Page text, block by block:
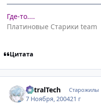
Где-то....
Платиновые Старики team
Цитата
AstralTech Старожилы
7 Ноября, 200421 г